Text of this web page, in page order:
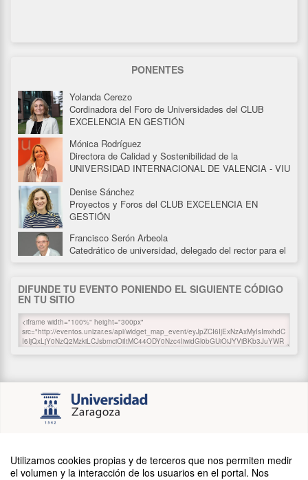
Utilizamos cookies propias y de terceros que nos permiten medir
el volumen y la interacción de los usuarios en el portal. Nos
PONENTES
Yolanda Cerezo
Cordinadora del Foro de Universidades del CLUB
EXCELENCIA EN GESTIÓN
Mónica Rodríguez
Directora de Calidad y Sostenibilidad de la
UNIVERSIDAD INTERNACIONAL DE VALENCIA - VIU
Denise Sánchez
Proyectos y Foros del CLUB EXCELENCIA EN
GESTIÓN
Francisco Serón Arbeola
Catedrático de universidad, delegado del rector para el
Alberto Gil
Gerente. UNIVERSIDAD DE ZARAGOZA
Manolo González Bedia
PÚBLICA
Edurne Barrenechea
DIFUNDE TU EVENTO PONIENDO EL SIGUIENTE CÓDIGO
EN TU SITIO